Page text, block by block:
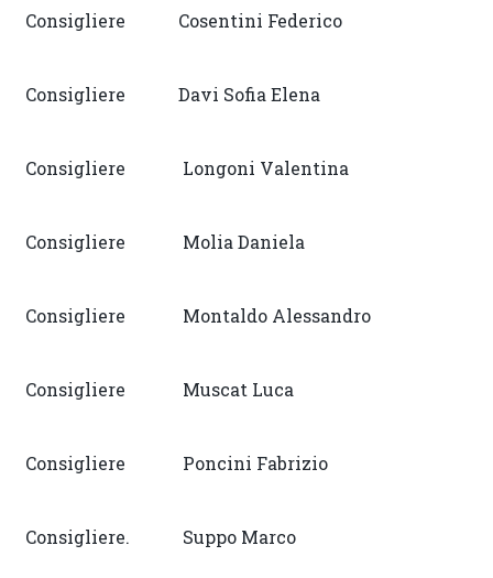
Consigliere Cosentini Federico
Consigliere Davi Sofia Elena
Consigliere Longoni Valentina
Consigliere Molia Daniela
Consigliere Montaldo Alessandro
Consigliere Muscat Luca
Consigliere Poncini Fabrizio
Consigliere. Suppo Marco